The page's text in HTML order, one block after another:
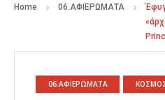
Home 06.ΑΦΙΕΡΩΜΑΤΑ
06.ΑΦΙΕΡΩΜΑΤΑ